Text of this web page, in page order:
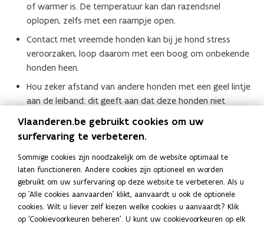
(Klik
op
afbeelding
voor
of warmer is. De temperatuur kan dan razendsnel
oplopen, zelfs met een raampje open.
Contact met vreemde honden kan bij je hond stress
veroorzaken, loop daarom met een boog om onbekende
honden heen.
Hou zeker afstand van andere honden met een geel lintje
aan de leiband: dit geeft aan dat deze honden niet
loops is of agressief kan zijn. Je kan dit ook zelf
toepassen.
Lees ook
H
o
Honden en vakantie
H
o
JJe hond castreren, steriliseren of een nest
J
Vlaanderen.be gebruikt cookies om uw
surfervaring te verbeteren.
Sommige cookies zijn noodzakelijk om de website optimaal te
laten functioneren. Andere cookies zijn optioneel en worden
gebruikt om uw surfervaring op deze website te verbeteren. Als u
op 'Alle cookies aanvaarden' klikt, aanvaardt u ook de optionele
cookies. Wilt u liever zelf kiezen welke cookies u aanvaardt? Klik
op 'Cookievoorkeuren beheren'. U kunt uw cookievoorkeuren op elk